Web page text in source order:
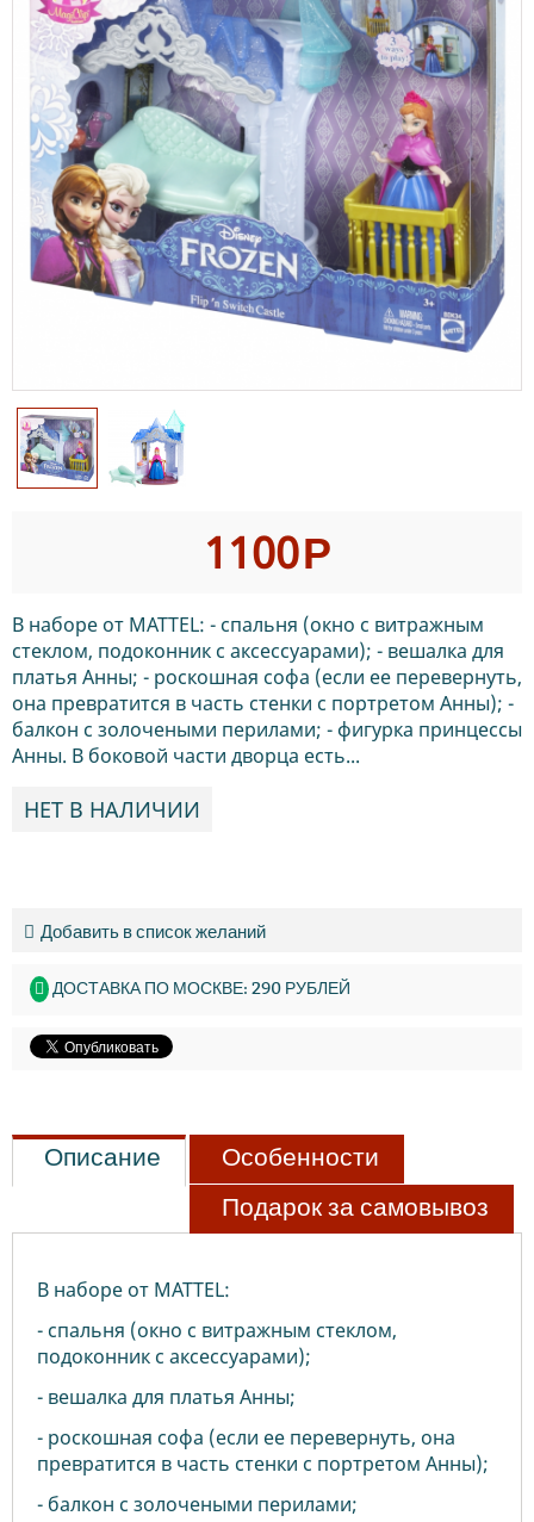
1100Р
В наборе от MATTEL: - спальня (окно с витражным
стеклом, подоконник с аксессуарами); - вешалка для
платья Анны; - роскошная софа (если ее перевернуть,
она превратится в часть стенки с портретом Анны); -
балкон с золочеными перилами; - фигурка принцессы
Анны. В боковой части дворца есть...
НЕТ В НАЛИЧИИ
Добавить в список желаний
ДОСТАВКА ПО МОСКВЕ: 290 РУБЛЕЙ
Описание
Особенности
Подарок за самовывоз
В наборе от MATTEL:
- спальня (окно с витражным стеклом,
подоконник с аксессуарами);
- вешалка для платья Анны;
- роскошная софа (если ее перевернуть, она
превратится в часть стенки с портретом Анны);
- балкон с золочеными перилами;